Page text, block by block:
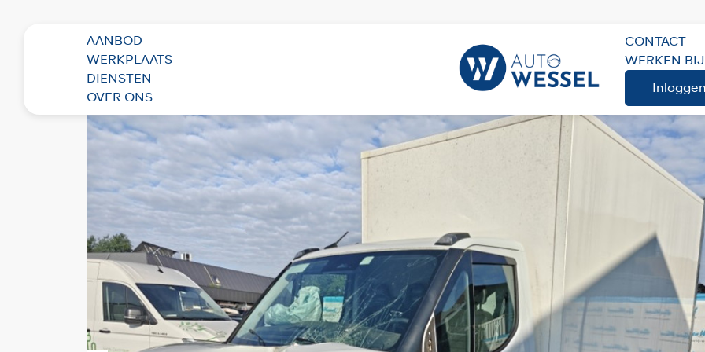
AANBOD
WERKPLAATS
DIENSTEN
OVER ONS
CONTACT
WERKEN BIJ
Terug naar overzicht